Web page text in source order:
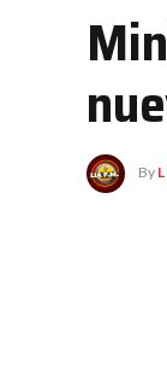
By